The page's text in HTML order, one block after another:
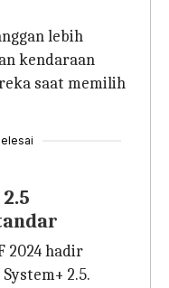
lebih
kendaraan
saat memilih
2024 hadir
2.5.